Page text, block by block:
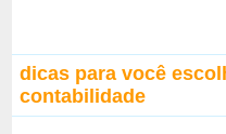
dicas para você
contabilidade